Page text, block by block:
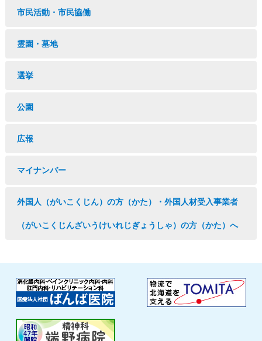
市民活動・市民協働
霊園・墓地
選挙
公園
広報
マイナンバー
外国人（がいこくじん）の方（かた）・外国人材受入事業者
（がいこくじんざいうけいれじぎょうしゃ）の方（かた）へ